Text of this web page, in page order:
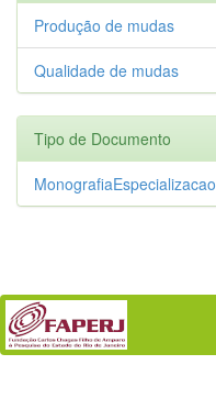
Produção de mudas
Qualidade de mudas
Tipo de Documento
MonografiaEspecializacao